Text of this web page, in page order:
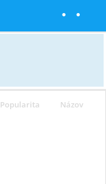
Popularita Názov